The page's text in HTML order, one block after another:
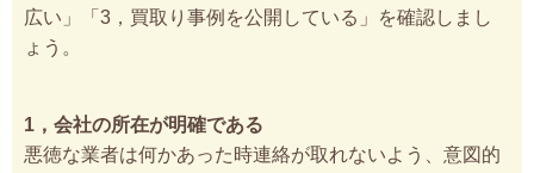
広い」「3，買取り事例を公開している」を確認しまし
ょう。
1，会社の所在が明確である
悪徳な業者は何かあった時連絡が取れないよう、意図的